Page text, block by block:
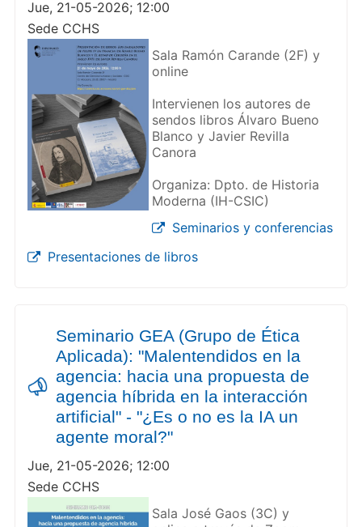
Jue, 21-05-2026; 12:00
Sede CCHS
Sala Ramón Carande (2F) y
online
Intervienen los autores de
sendos libros Álvaro Bueno
Blanco y Javier Revilla
Canora
Organiza: Dpto. de Historia
Moderna (IH-CSIC)
Seminarios y conferencias
Presentaciones de libros
Seminario GEA (Grupo de Ética
Aplicada): "Malentendidos en la
agencia: hacia una propuesta de
agencia híbrida en la interacción
artificial" - "¿Es o no es la IA un
agente moral?"
Jue, 21-05-2026; 12:00
Sede CCHS
Sala José Gaos (3C) y